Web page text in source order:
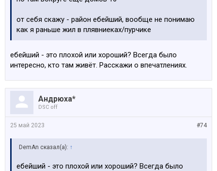
от себя скажу - район ебейший, вообще не понимаю
как я раньше жил в плявниеках/пурчике
ебейший - это плохой или хороший? Всегда было
интересно, кто там живёт. Расскажи о впечатлениях.
Андрюха*
DSC off
#74
25 май 2023
DemAn сказал(а): ↑
ебейший - это плохой или хороший? Всегда было